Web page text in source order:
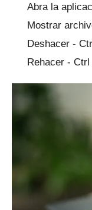
Abra la
Mostrar
Deshacer -
Rehacer -